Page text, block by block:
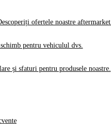
ofertele noastre aftermarket.
pentru vehiculul dvs.
și sfaturi pentru produsele noastre.